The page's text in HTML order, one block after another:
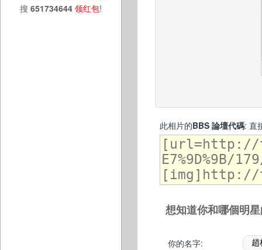
搜 651734644 领红包!
此相片的BBS 論壇代碼: 直
想知道你和哪個明
你的名字: